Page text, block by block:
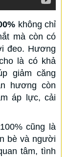
không chỉ
mà còn có
đeo. Hương
là có khả
giảm căng
hương còn
áp lực, cải
100% cũng là
bè và người
tâm, tình